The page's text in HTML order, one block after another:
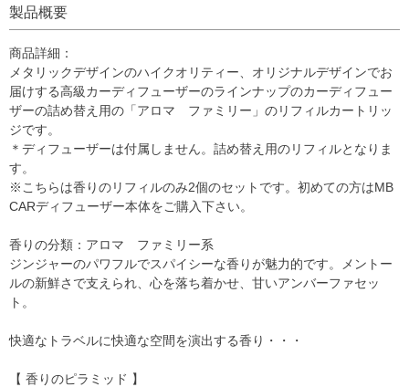
製品概要
商品詳細：
メタリックデザインのハイクオリティー、オリジナルデザインでお
届けする高級カーディフューザーのラインナップのカーディフュー
ザーの詰め替え用の「アロマ ファミリー」のリフィルカートリッ
ジです。
＊ディフューザーは付属しません。詰め替え用のリフィルとなりま
す。
※こちらは香りのリフィルのみ2個のセットです。初めての方はMB
CARディフューザー本体をご購入下さい。
香りの分類：アロマ ファミリー系
ジンジャーのパワフルでスパイシーな香りが魅力的です。メントー
ルの新鮮さで支えられ、心を落ち着かせ、甘いアンバーファセッ
ト。
快適なトラベルに快適な空間を演出する香り・・・
【 香りのピラミッド 】